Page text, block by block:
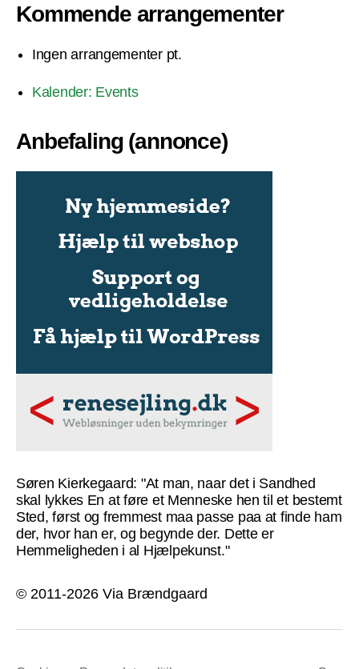
Kommende arrangementer
Ingen arrangementer pt.
Kalender: Events
Anbefaling (annonce)
Søren Kierkegaard: "At man, naar det i Sandhed
skal lykkes En at føre et Menneske hen til et bestemt
Sted, først og fremmest maa passe paa at finde ham
der, hvor han er, og begynde der. Dette er
Hemmeligheden i al Hjælpekunst."
© 2011-2026 Via Brændgaard